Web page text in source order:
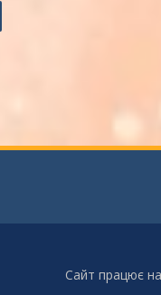
Сайт працює